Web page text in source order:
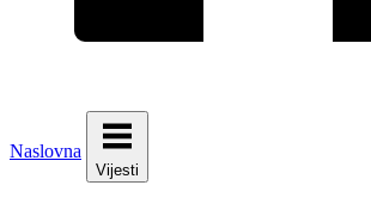
Naslovna
Vijesti